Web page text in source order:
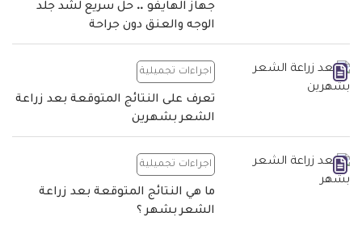
جهاز الهايفو .. حل سريع لشد جلد
الوجه والعنق دون جراحة
اجراءات تجميلية
تعرف على النتائج المتوقعة بعد زراعة
الشعر بشهرين
اجراءات تجميلية
ما هي النتائج المتوقعة بعد زراعة
الشعر بشهر ؟